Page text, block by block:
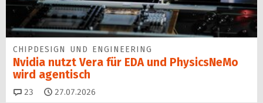
CHIPDESIGN UND ENGINEERING
Nvidia nutzt Vera für EDA und PhysicsNeMo
wird agentisch
23 Kommentare
27.07.2026